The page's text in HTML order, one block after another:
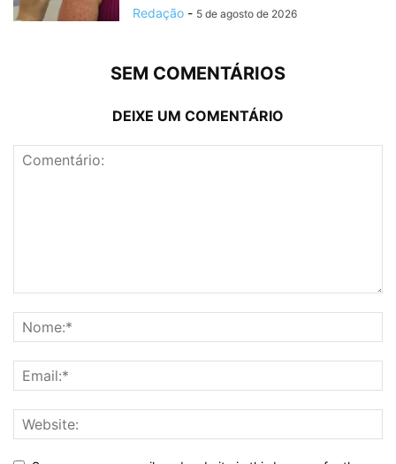
Redação - 5 de agosto de 2026
SEM COMENTÁRIOS
DEIXE UM COMENTÁRIO